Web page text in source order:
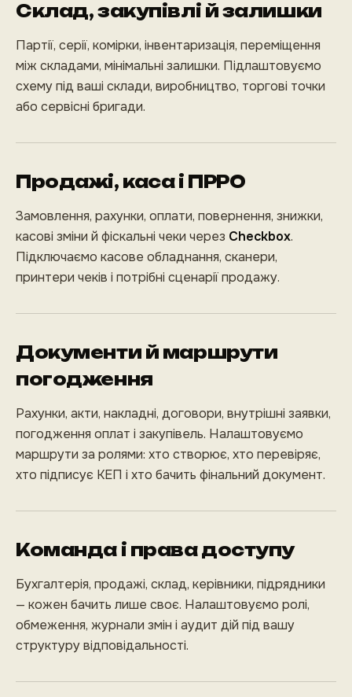
Склад, закупівлі й залишки
Партії, серії, комірки, інвентаризація, переміщення
між складами, мінімальні залишки. Підлаштовуємо
схему під ваші склади, виробництво, торгові точки
або сервісні бригади.
Продажі, каса і ПРРО
Замовлення, рахунки, оплати, повернення, знижки,
касові зміни й фіскальні чеки через Checkbox.
Підключаємо касове обладнання, сканери,
принтери чеків і потрібні сценарії продажу.
Документи й маршрути
погодження
Рахунки, акти, накладні, договори, внутрішні заявки,
погодження оплат і закупівель. Налаштовуємо
маршрути за ролями: хто створює, хто перевіряє,
хто підписує КЕП і хто бачить фінальний документ.
Команда і права доступу
Бухгалтерія, продажі, склад, керівники, підрядники
— кожен бачить лише своє. Налаштовуємо ролі,
обмеження, журнали змін і аудит дій під вашу
структуру відповідальності.